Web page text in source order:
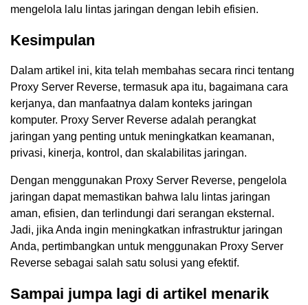
mengelola lalu lintas jaringan dengan lebih efisien.
Kesimpulan
Dalam artikel ini, kita telah membahas secara rinci tentang
Proxy Server Reverse, termasuk apa itu, bagaimana cara
kerjanya, dan manfaatnya dalam konteks jaringan
komputer. Proxy Server Reverse adalah perangkat
jaringan yang penting untuk meningkatkan keamanan,
privasi, kinerja, kontrol, dan skalabilitas jaringan.
Dengan menggunakan Proxy Server Reverse, pengelola
jaringan dapat memastikan bahwa lalu lintas jaringan
aman, efisien, dan terlindungi dari serangan eksternal.
Jadi, jika Anda ingin meningkatkan infrastruktur jaringan
Anda, pertimbangkan untuk menggunakan Proxy Server
Reverse sebagai salah satu solusi yang efektif.
Sampai jumpa lagi di artikel menarik